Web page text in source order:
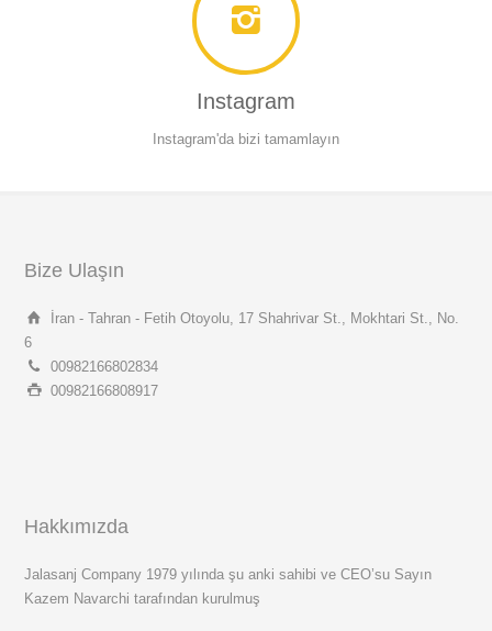
Instagram
Instagram'da bizi tamamlayın
Bize Ulaşın
İran - Tahran - Fetih Otoyolu, 17 Shahrivar St., Mokhtari St., No.
6
00982166802834
00982166808917
Hakkımızda
Jalasanj Company 1979 yılında şu anki sahibi ve CEO’su Sayın
Kazem Navarchi tarafından kurulmuş